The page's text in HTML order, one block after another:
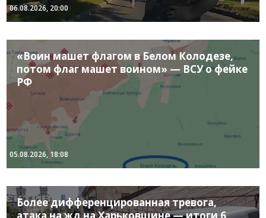
06.08.2026, 20:00
«Воин машет флагом в Белом Колодезе,
потом флаг машет воином» — ВСУ о фейке
РФ
05.08.2026, 18:08
Более дифференцированная тревога,
атака на жд на Харьковщине — итоги 6